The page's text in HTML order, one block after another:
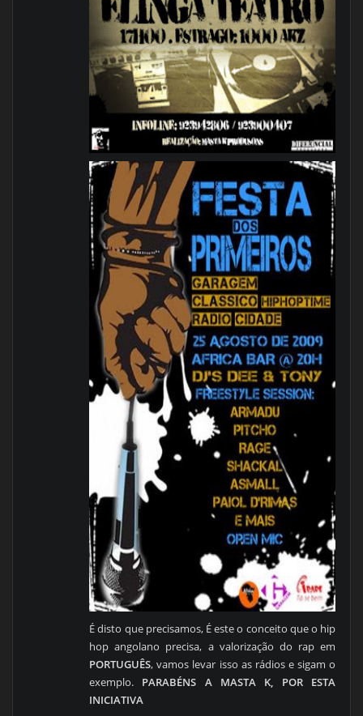
É disto que precisamos, É este o conceito que o hip
hop angolano precisa, a valorização do rap em
PORTUGUÊS, vamos levar isso as rádios e sigam o
exemplo. PARABÉNS A MASTA K, POR ESTA
INICIATIVA